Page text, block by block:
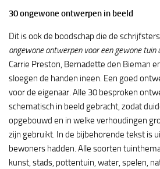
30 ongewone ontwerpen in beeld
Dit is ook de boodschap die de
ongewone ontwerpen voor een gewone tuin
Carrie Preston, Bernadette den Bieman
sloegen de handen ineen. Een goed
voor de eigenaar. Alle 30 besproken
schematisch in beeld gebracht, zodat
opgebouwd en in welke verhoudingen
zijn gebruikt. In de bijbehorende tekst is
bewoners hadden. Alle soorten
kunst, stads, pottentuin, water, spelen,